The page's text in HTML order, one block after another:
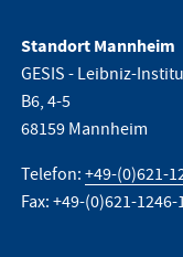
Standort Mannheim
GESIS - Leibniz-
B6, 4-5
68159 Mannheim
Telefon:+49-(0)621-
Fax: +49-(0)621-1246-